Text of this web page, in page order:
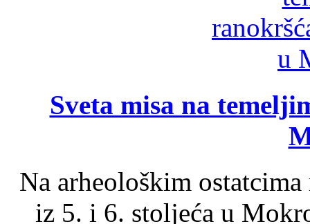
Sveta misa na
Na arheološkim
iz 5. i 6. stoljeća u